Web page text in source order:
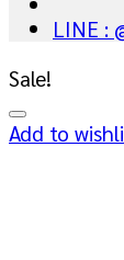
LINE :
Sale!
Add to